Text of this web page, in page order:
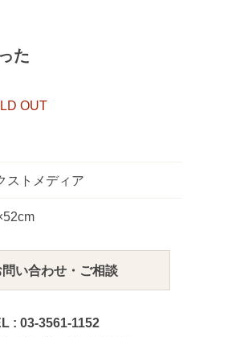
た
OUT
ストメディア
問い合わせ・ご相談
: 03-3561-1152